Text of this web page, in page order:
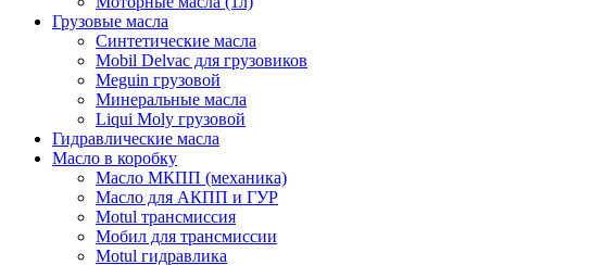
Грузовые масла
Синтетические масла
Mobil Delvac для грузовиков
Meguin грузовой
Минеральные масла
Liqui Moly грузовой
Гидравлические масла
Масло в коробку
Масло МКПП (механика)
Масло для АКПП и ГУР
Motul трансмиссия
Мобил для трансмиссии
Motul гидравлика